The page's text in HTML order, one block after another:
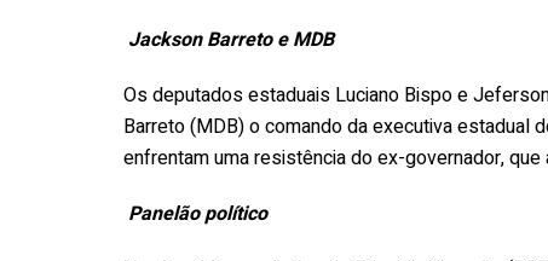
Jackson Barreto e MDB
Os deputados estaduais Luciano Bispo e
Barreto (MDB) o comando da executiva estadual
enfrentam uma resistência do ex-governador,
Panelão político